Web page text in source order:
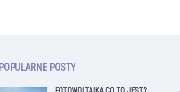
POPULARNE POSTY